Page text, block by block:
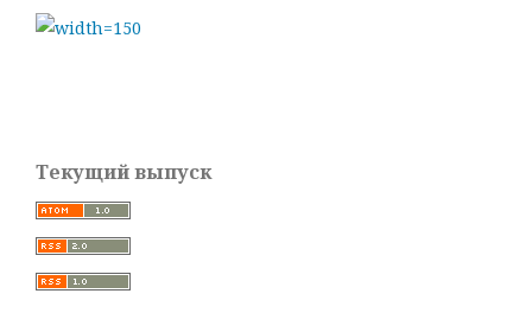
Текущий выпуск